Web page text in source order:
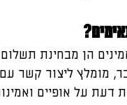
הן מבחינת
מומלץ ליצור קשר
דעת על אופיים